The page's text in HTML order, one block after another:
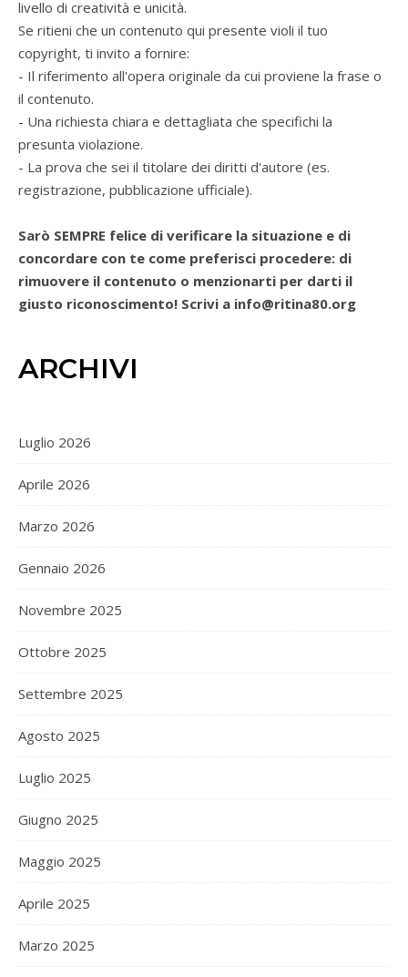
livello di creatività e unicità.
Se ritieni che un contenuto qui presente violi il tuo
copyright, ti invito a fornire:
- Il riferimento all'opera originale da cui proviene la frase o
il contenuto.
- Una richiesta chiara e dettagliata che specifichi la
presunta violazione.
- La prova che sei il titolare dei diritti d'autore (es.
registrazione, pubblicazione ufficiale).
Sarò SEMPRE felice di verificare la situazione e di
concordare con te come preferisci procedere: di
rimuovere il contenuto o menzionarti per darti il
giusto riconoscimento! Scrivi a info@ritina80.org
ARCHIVI
Luglio 2026
Aprile 2026
Marzo 2026
Gennaio 2026
Novembre 2025
Ottobre 2025
Settembre 2025
Agosto 2025
Luglio 2025
Giugno 2025
Maggio 2025
Aprile 2025
Marzo 2025